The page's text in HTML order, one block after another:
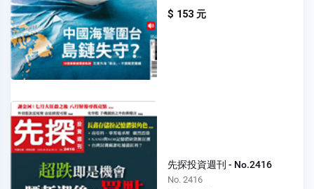
$ 153 元
先探投資週刊 - No.2416
No. 2416